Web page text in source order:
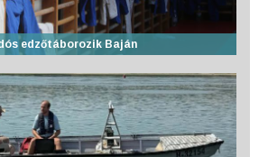
edzőtáborozik Baján